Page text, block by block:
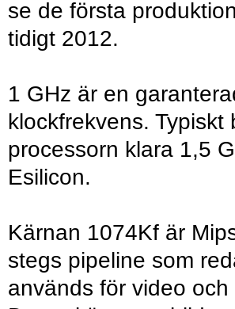
se de första
tidigt 2012.
1 GHz är en
klockfrekvens. Typiskt
processorn klara 1,5
Esilicon.
Kärnan 1074Kf är
stegs pipeline som
används för video